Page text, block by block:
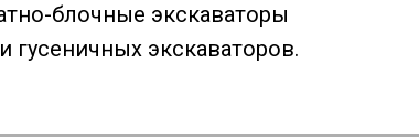
блочные экскаваторы
экскаваторов.